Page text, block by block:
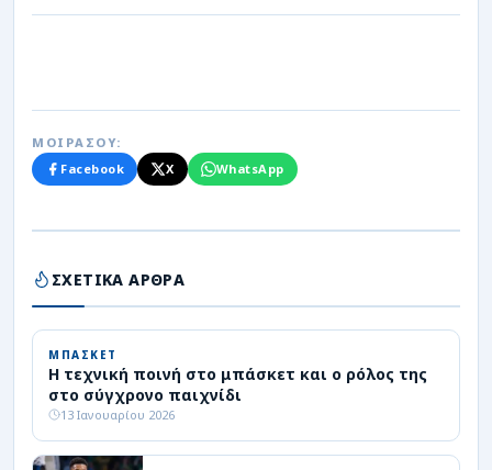
ΜΟΙΡΑΣΟΥ:
Facebook
X WhatsApp
ΣΧΕΤΙΚΑ ΑΡΘΡΑ
ΜΠΑΣΚΕΤ
Η τεχνική ποινή στο μπάσκετ και ο ρόλος της
στο σύγχρονο παιχνίδι
13 Ιανουαρίου 2026